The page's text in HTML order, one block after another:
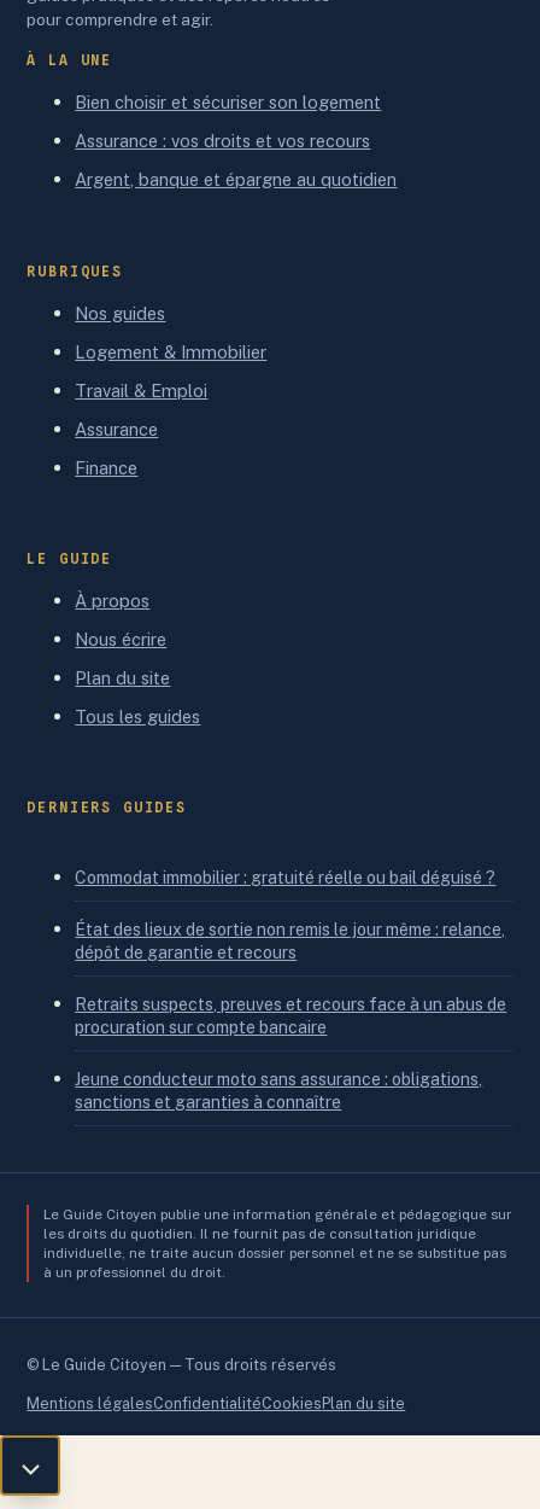
pour comprendre et agir.
À LA UNE
Bien choisir et sécuriser son logement
Assurance : vos droits et vos recours
Argent, banque et épargne au quotidien
RUBRIQUES
Nos guides
Logement & Immobilier
Travail & Emploi
Assurance
Finance
LE GUIDE
À propos
Nous écrire
Plan du site
Tous les guides
DERNIERS GUIDES
Commodat immobilier : gratuité réelle ou bail déguisé ?
État des lieux de sortie non remis le jour même : relance,
dépôt de garantie et recours
Retraits suspects, preuves et recours face à un abus de
procuration sur compte bancaire
Jeune conducteur moto sans assurance : obligations,
sanctions et garanties à connaître
Le Guide Citoyen publie une information générale et pédagogique sur
les droits du quotidien. Il ne fournit pas de consultation juridique
individuelle, ne traite aucun dossier personnel et ne se substitue pas
à un professionnel du droit.
© Le Guide Citoyen — Tous droits réservés
Mentions légalesConfidentialitéCookies Plan du site
Retour